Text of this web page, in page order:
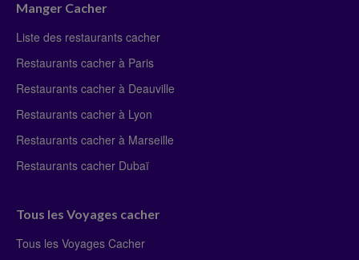
Manger Cacher
Liste des restaurants cacher
Restaurants cacher à Paris
Restaurants cacher à Deauville
Restaurants cacher à Lyon
Restaurants cacher à Marseille
Restaurants cacher Dubaï
Tous les Voyages cacher
Tous les Voyages Cacher